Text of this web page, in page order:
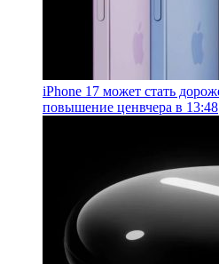
iPhone 17 может стать
повышение ценвчера в 13:48